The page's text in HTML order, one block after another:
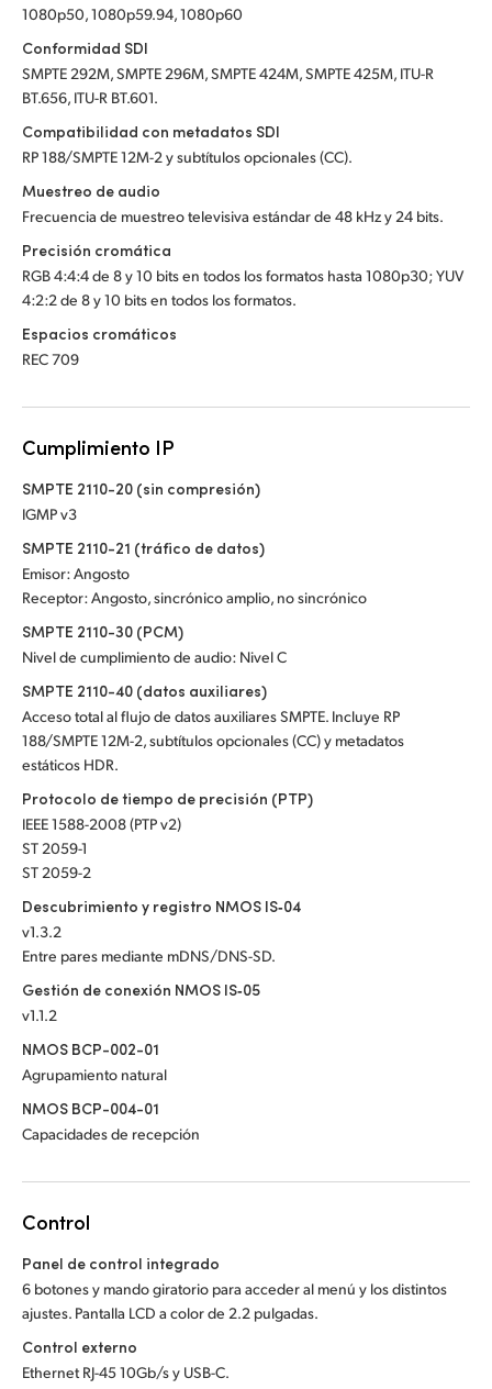
1080p50, 1080p59.94, 1080p60
Conformidad SDI
SMPTE 292M, SMPTE 296M, SMPTE 424M, SMPTE 425M, ITU-R
BT.656, ITU-R BT.601.
Compatibilidad con metadatos SDI
RP 188/SMPTE 12M-2 y subtítulos opcionales (CC).
Muestreo de audio
Frecuencia de muestreo televisiva estándar de 48 kHz y 24 bits.
Precisión cromática
RGB 4:4:4 de 8 y 10 bits en todos los formatos hasta 1080p30; YUV
4:2:2 de 8 y 10 bits en todos los formatos.
Espacios cromáticos
REC 709
Cumplimiento IP
SMPTE 2110-20 (sin compresión)
IGMP v3
SMPTE 2110-21 (tráfico de datos)
Emisor: Angosto
Receptor: Angosto, sincrónico amplio, no sincrónico
SMPTE 2110-30 (PCM)
Nivel de cumplimiento de audio: Nivel C
SMPTE 2110-40 (datos auxiliares)
Acceso total al flujo de datos auxiliares SMPTE. Incluye RP
188/SMPTE 12M-2, subtítulos opcionales (CC) y metadatos
estáticos HDR.
Protocolo de tiempo de precisión (PTP)
IEEE 1588-2008 (PTP v2)
ST 2059-1
ST 2059-2
Descubrimiento y registro NMOS IS‑04
v1.3.2
Entre pares mediante mDNS/DNS-SD.
Gestión de conexión NMOS IS‑05
v1.1.2
NMOS BCP-002-01
Agrupamiento natural
NMOS BCP-004-01
Capacidades de recepción
Control
Panel de control integrado
6 botones y mando giratorio para acceder al menú y los distintos
ajustes. Pantalla LCD a color de 2.2 pulgadas.
Control externo
Ethernet RJ-45 10Gb/s y USB-C.